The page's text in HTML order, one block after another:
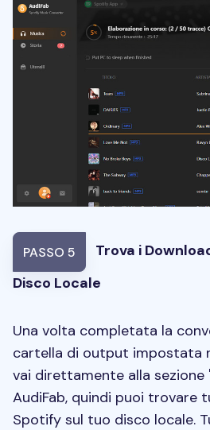
PASSO 5
Trova i
Disco Locale
Una volta completata la
cartella di output impostata
vai direttamente alla sezione
AudiFab, quindi puoi trovare
Spotify sul tuo disco locale.